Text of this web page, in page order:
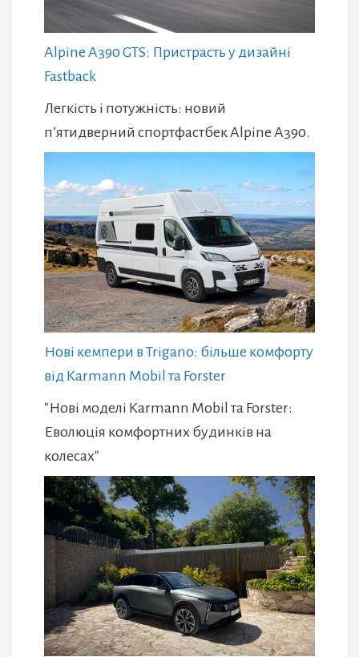
Alpine A390 GTS: Пристрасть у дизайні
Fastback
Легкість і потужність: новий
п’ятидверний спортфастбек Alpine A390.
Нові кемпери в Trigano: більше комфорту
від Karmann Mobil та Forster
"Нові моделі Karmann Mobil та Forster:
Еволюція комфортних будинків на
колесах"